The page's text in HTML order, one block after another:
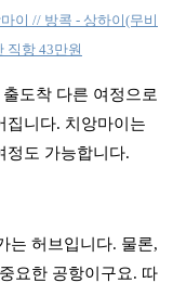
이 // 방콕 - 상하이(무비
직항 43만원
도착 다른 여정으로
집니다. 치앙마이는
정도 가능합니다.
는 허브입니다. 물론,
요한 공항이구요. 따